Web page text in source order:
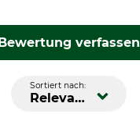
Bewertung verfassen
Sortiert nach:
Relevanz